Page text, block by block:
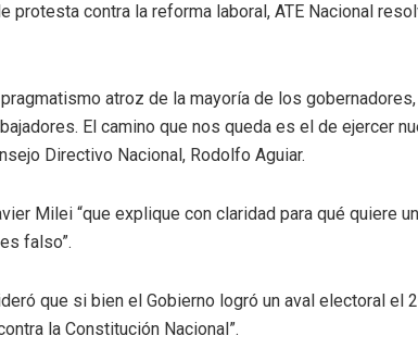
protesta contra la reforma laboral, ATE Nacional
atroz de la mayoría de los
El camino que nos queda es el de ejercer
Directivo Nacional, Rodolfo Aguiar.
Milei “que explique con claridad para qué quiere
falso”.
que si bien el Gobierno logró un aval electoral el
la Constitución Nacional”.